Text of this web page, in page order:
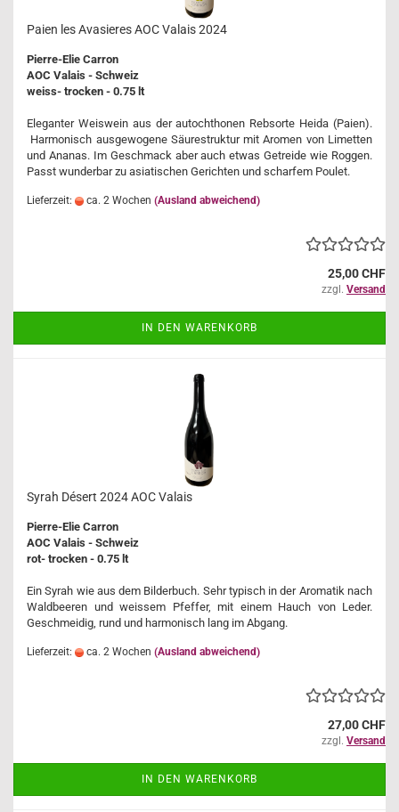
Paien les Avasieres AOC Valais 2024
Pierre-Elie Carron
AOC Valais - Schweiz
weiss- trocken - 0.75 lt
Eleganter Weiswein aus der autochthonen Rebsorte Heida (Paien).
Harmonisch ausgewogene Säurestruktur mit Aromen von Limetten
und Ananas. Im Geschmack aber auch etwas Getreide wie Roggen.
Passt wunderbar zu asiatischen Gerichten und scharfem Poulet.
Lieferzeit: ca. 2 Wochen (Ausland abweichend)
25,00 CHF
zzgl. Versand
IN DEN WARENKORB
Syrah Désert 2024 AOC Valais
Pierre-Elie Carron
AOC Valais - Schweiz
rot- trocken - 0.75 lt
Ein Syrah wie aus dem Bilderbuch. Sehr typisch in der Aromatik nach
Waldbeeren und weissem Pfeffer, mit einem Hauch von Leder.
Geschmeidig, rund und harmonisch lang im Abgang.
Lieferzeit: ca. 2 Wochen (Ausland abweichend)
27,00 CHF
zzgl. Versand
IN DEN WARENKORB